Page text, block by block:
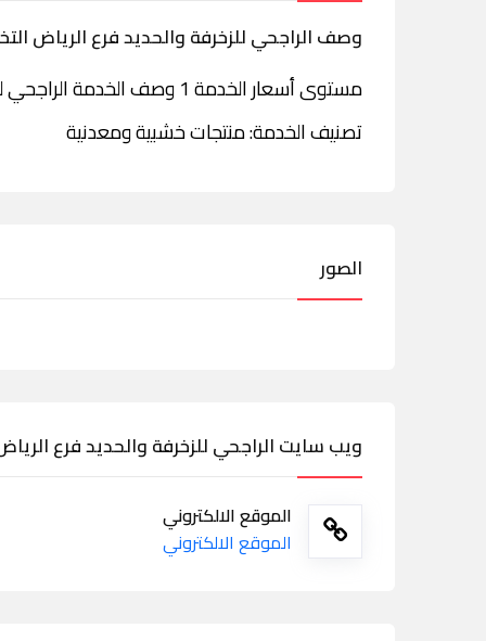
وصف الراجحي للزخرفة والحديد فرع الرياض
مستوى أسعار الخدمة 1 وصف الخدمة الراجحي للزخرفة والحديد معرض الرياض شارع التخصصي
تصنيف الخدمة: منتجات خشبية ومعدنية
الصور
ويب سايت الراجحي للزخرفة والحديد فرع
الموقع الالكتروني
الموقع الالكتروني